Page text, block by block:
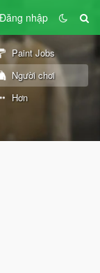
Đăng nhập
Paint Jobs
Người chơi
Hơn